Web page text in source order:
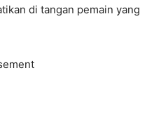
di tangan pemain yang